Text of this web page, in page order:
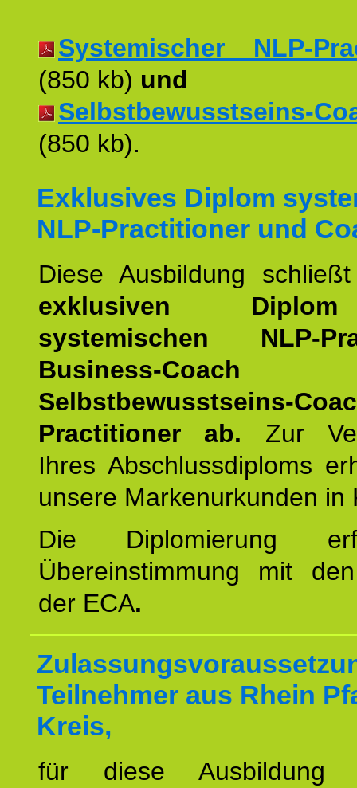
Systemischer NLP-
(850 kb) und
Selbstbewusstseins-
(850 kb).
Exklusives Diplom
NLP-Practitioner und
Diese Ausbildung
exklusiven
systemischen NLP-
Business-Coach
Selbstbewusstseins-
Practitioner ab. Zur
Ihres Abschlussdiploms
unsere Markenurkunden in
Die Diplomierung
Übereinstimmung mit
der ECA.
Teilnehmer aus Rhein
Kreis,
für diese